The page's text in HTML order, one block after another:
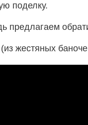
поделку.
предлагаем
жестяных